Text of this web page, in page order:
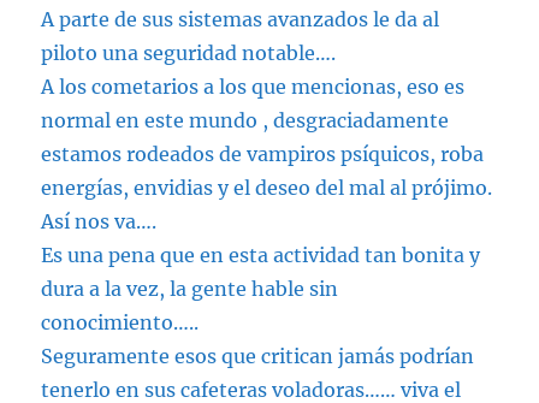
A parte de sus sistemas avanzados le da al
piloto una seguridad notable….
A los cometarios a los que mencionas, eso es
normal en este mundo , desgraciadamente
estamos rodeados de vampiros psíquicos, roba
energías, envidias y el deseo del mal al prójimo.
Así nos va….
Es una pena que en esta actividad tan bonita y
dura a la vez, la gente hable sin
conocimiento…..
Seguramente esos que critican jamás podrían
tenerlo en sus cafeteras voladoras…… viva el